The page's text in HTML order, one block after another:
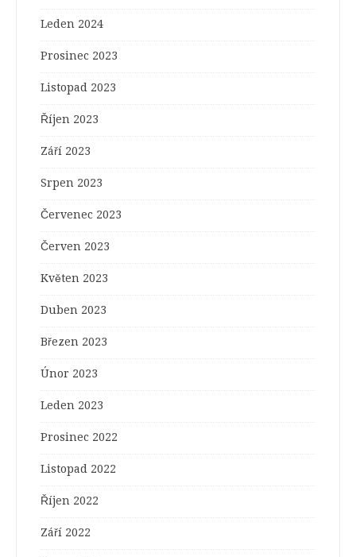
Leden 2024
Prosinec 2023
Listopad 2023
Říjen 2023
Září 2023
Srpen 2023
Červenec 2023
Červen 2023
Květen 2023
Duben 2023
Březen 2023
Únor 2023
Leden 2023
Prosinec 2022
Listopad 2022
Říjen 2022
Září 2022